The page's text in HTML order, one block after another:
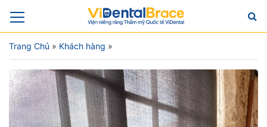
Trang Chủ » Khách hàng »